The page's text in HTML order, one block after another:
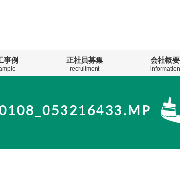
事例 正社員募集
recruitment
会社概要
information